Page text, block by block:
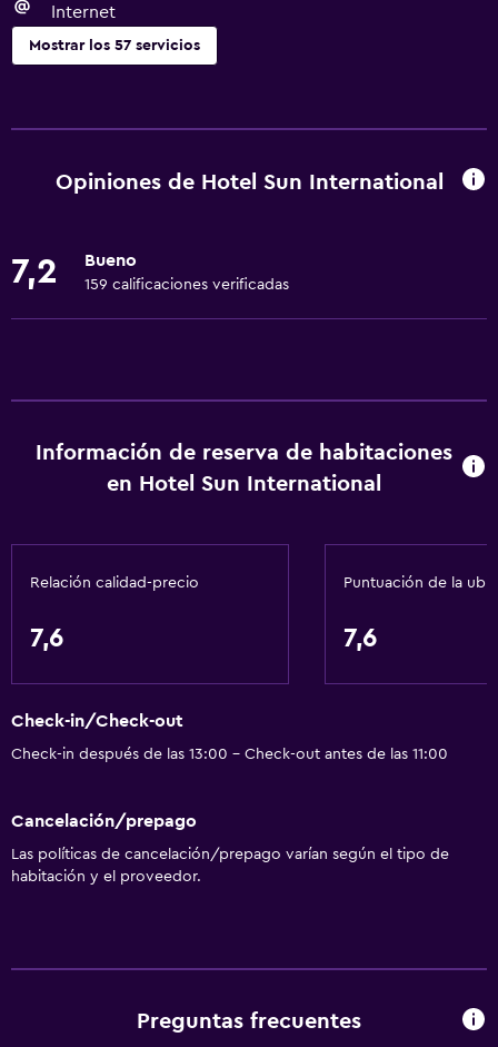
Internet
Mostrar los 57 servicios
Wifi gratis
Ventilador
Aire acondicionado
Servicios y facilidades
Cajero automático/banco
Instalaciones para reuniones
Servicio de habitaciones
Recepción 24 horas
Accesibilidad
Opiniones de Hotel Sun International
7,2 Bueno
159 calificaciones verificadas
Información de reserva de habitaciones
en Hotel Sun International
Relación calidad-precio
7,6
Puntuación de la
7,6
Check-in/Check-out
Check-in después de las 13:00 - Check-out antes de las 11:00
Cancelación/prepago
Las políticas de cancelación/prepago varían según el tipo de
habitación y el proveedor.
Preguntas frecuentes